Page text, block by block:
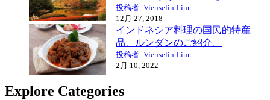
投稿者: Vienselin Lim
12月 27, 2018
インドネシア料理の国民的特産
品、ルンダンのご紹介。
投稿者: Vienselin Lim
2月 10, 2022
Explore Categories